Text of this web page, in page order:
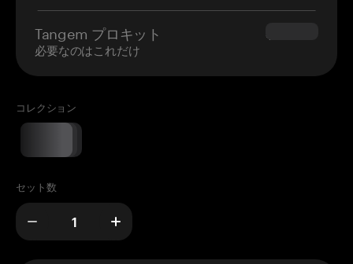
Tangem プロキット
必要なのはこれだけ
$180.00
コレクション
セット数